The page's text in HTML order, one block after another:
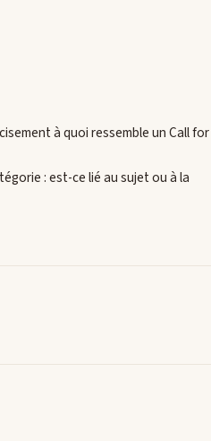
à quoi ressemble un Call for
: est-ce lié au sujet ou à la